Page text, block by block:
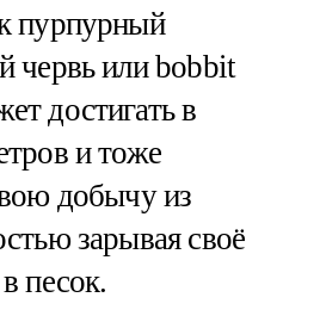
пурпурный
червь или bobbit
достигать в
и тоже
добычу из
зарывая своё
песок.